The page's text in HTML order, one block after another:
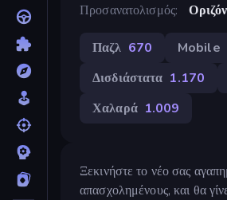
Προσανατολισμός
Παζλ 670 Mobile
Δισδιάστατα 1.170
Χαλαρά 1.009
Ξεκινήστε το νέο σας
απασχολημένους, και θα